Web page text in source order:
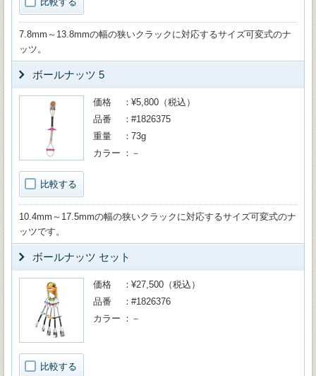
7.8mm～13.8mmの幅の狭いクラックに対応するサイズ可変式のナ
ッツ。
ボールナッツ 5
比較する
価格
¥5,800（税込）
品番
#1826375
重量
73g
カラー
－
10.4mm～17.5mmの幅の狭いクラックに対応するサイズ可変式のナ
ッツです。
ボールナッツ セット
比較する
価格
¥27,500（税込）
品番
#1826376
カラー
－